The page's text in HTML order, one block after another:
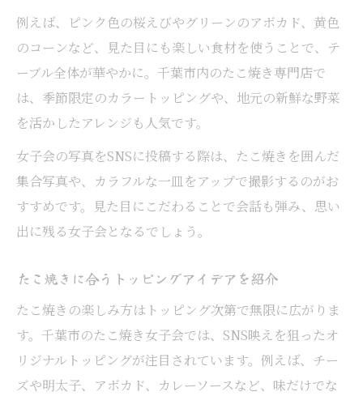
例えば、ピンク色の桜えびやグリーンのアボカド、黄色
のコーンなど、見た目にも楽しい食材を使うことで、テ
ーブル全体が華やかに。千葉市内のたこ焼き専門店で
は、季節限定のカラートッピングや、地元の新鮮な野菜
を活かしたアレンジも人気です。
女子会の写真をSNSに投稿する際は、たこ焼きを囲んだ
集合写真や、カラフルな一皿をアップで撮影するのがお
すすめです。見た目にこだわることで会話も弾み、思い
出に残る女子会となるでしょう。
たこ焼きに合うトッピングアイデアを紹介
たこ焼きの楽しみ方はトッピング次第で無限に広がりま
す。千葉市のたこ焼き女子会では、SNS映えを狙ったオ
リジナルトッピングが注目されています。例えば、チー
ズや明太子、アボカド、カレーソースなど、味だけでな